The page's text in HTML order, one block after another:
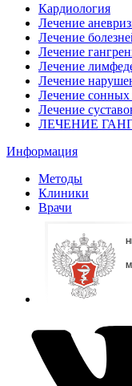
Кардиология
Лечение
Лечение
Лечение
Лечение
Лечение
Лечение сонных
Лечение
ЛЕЧЕНИЕ
Информация
Методы
Клиники
Врачи